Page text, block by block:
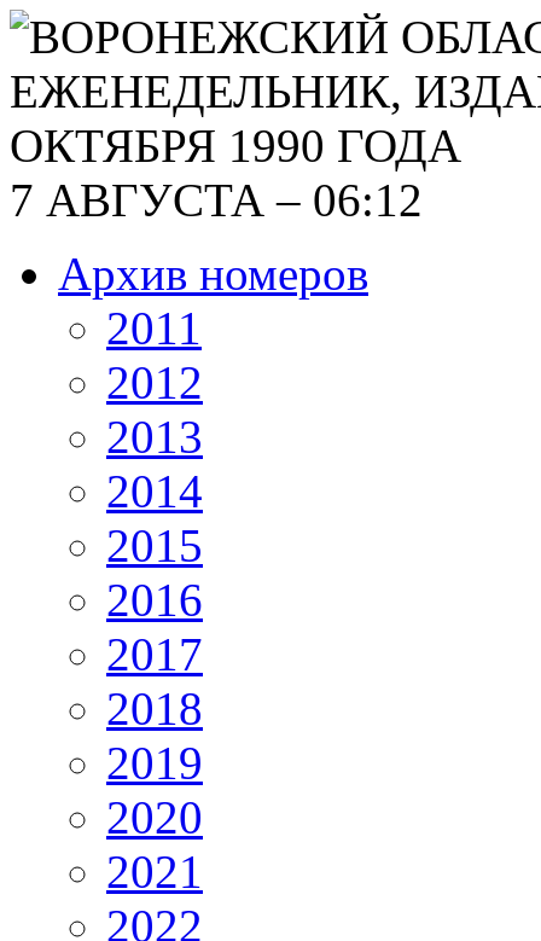
7 АВГУСТА – 06:12
Архив номеров
2011
2012
2013
2014
2015
2016
2017
2018
2019
2020
2021
2022